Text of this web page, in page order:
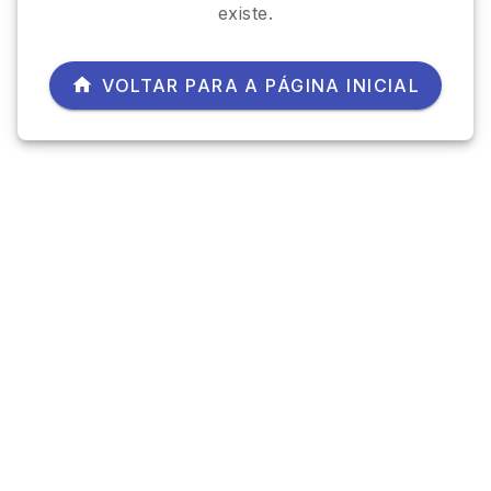
existe.
VOLTAR PARA A PÁGINA INICIAL